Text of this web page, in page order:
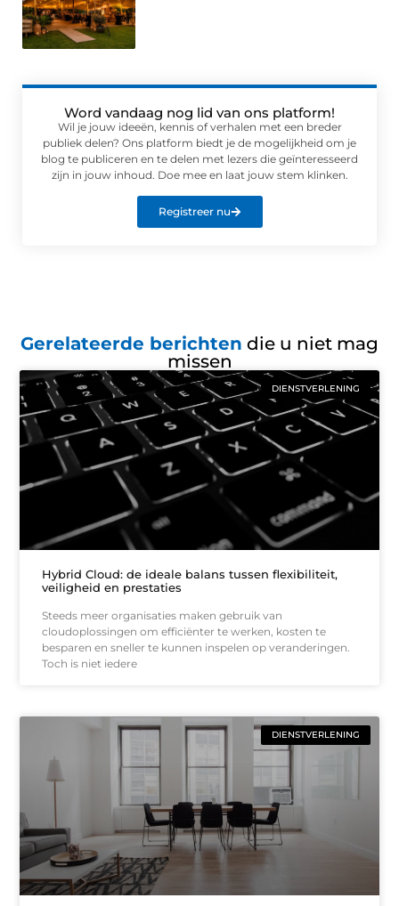
Word vandaag nog lid van ons platform!
Wil je jouw ideeën, kennis of verhalen met een breder
publiek delen? Ons platform biedt je de mogelijkheid om je
blog te publiceren en te delen met lezers die geïnteresseerd
zijn in jouw inhoud. Doe mee en laat jouw stem klinken.
Registreer nu
Gerelateerde berichten die u niet mag
missen
DIENSTVERLENING
Hybrid Cloud: de ideale balans tussen flexibiliteit,
veiligheid en prestaties
Steeds meer organisaties maken gebruik van
cloudoplossingen om efficiënter te werken, kosten te
besparen en sneller te kunnen inspelen op veranderingen.
Toch is niet iedere
DIENSTVERLENING